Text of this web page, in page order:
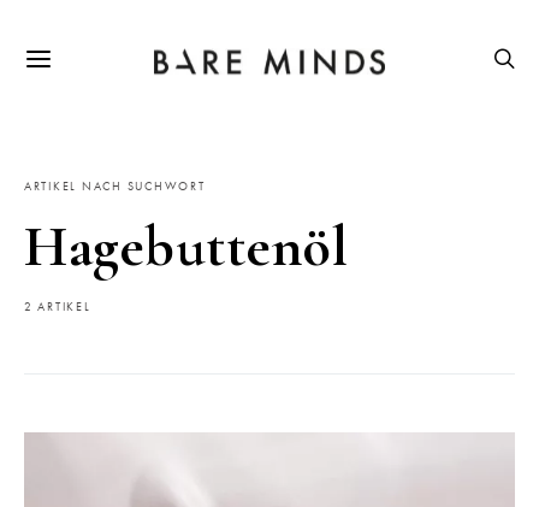
ARTIKEL NACH SUCHWORT
Hagebuttenöl
2 ARTIKEL